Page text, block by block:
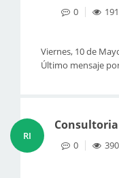
0
Viernes, 10 de
Último mensaje
RI
Consultoria
0